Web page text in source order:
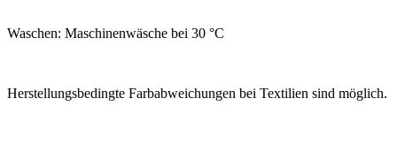
Waschen: Maschinenwäsche bei 30 °C
Herstellungsbedingte Farbabweichungen bei Textilien sind möglich.